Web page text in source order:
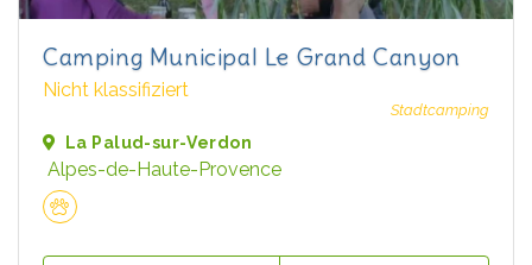
Camping Municipal Le Grand Canyon
Nicht klassifiziert
Stadtcamping
La Palud-sur-Verdon
Alpes-de-Haute-Provence